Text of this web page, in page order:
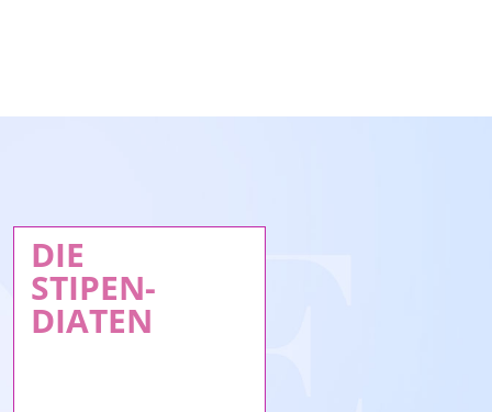
DIE
STIPEN-
DIATEN